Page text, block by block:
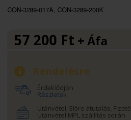
CON-3289-017A, CON-3289-200K
57 200 Ft + Áfa
Rendelésre
Érdeklődjön
Részletek
Utánvétel, Előre átutalás,
Utánvétel MPL szállítás során